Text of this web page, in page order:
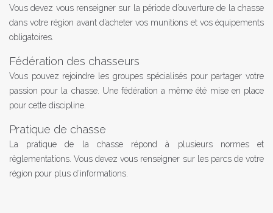
Vous devez vous renseigner sur la période d’ouverture de la chasse
dans votre région avant d’acheter vos munitions et vos équipements
obligatoires.
Fédération des chasseurs
Vous pouvez rejoindre les groupes spécialisés pour partager votre
passion pour la chasse. Une fédération a même été mise en place
pour cette discipline.
Pratique de chasse
La pratique de la chasse répond à plusieurs normes et
règlementations. Vous devez vous renseigner sur les parcs de votre
région pour plus d’informations.